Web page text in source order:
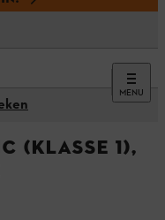
MENU
(klasse 1),